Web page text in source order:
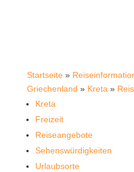
Startseite»
Griechenland » Kreta »
Kreta
Freizeit
Reiseangebote
Sehenswürdigkeiten
Urlaubsorte